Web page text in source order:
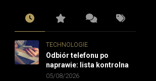
TECHNOLOGIE
Odbiór telefonu po
naprawie: lista kontrolna
05/08/2026